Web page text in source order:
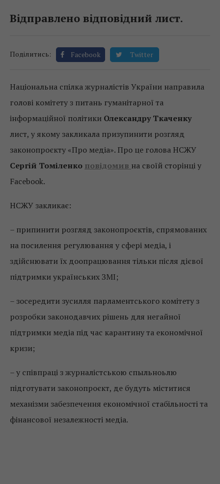
Відправлено відповідний лист.
Поділитись: Facebook Twitter
Національна спілка журналістів України направила
голові комітету з питань гуманітарної та
інформаційної політики Олександру Ткаченку
лист, у якому закликала призупинити розгляд
законопроєкту «Про медіа». Про це голова НСЖУ
Сергій Томіленко повідомив на своїй сторінці у
Facebook.
НСЖУ закликає:
– припинити розгляд законопроєктів, спрямованих
на посилення регулювання у сфері медіа, і
здійснювати їх доопрацювання тільки після дієвої
підтримки українських ЗМІ;
– зосередити зусилля парламентського комітету з
розробки законодавчих рішень для негайної
підтримки медіа під час карантину та економічної
кризи;
– у співпраці з журналістською спыльноьлю
підготувати законопроєкт, де будуть міститися
механізми забезпечення економічної стабільності та
фінансової незалежності медіа.